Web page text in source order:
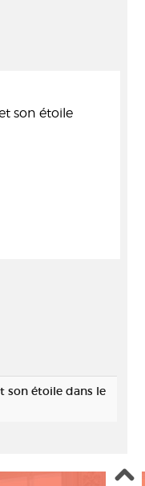
son étoile
son étoile dans le